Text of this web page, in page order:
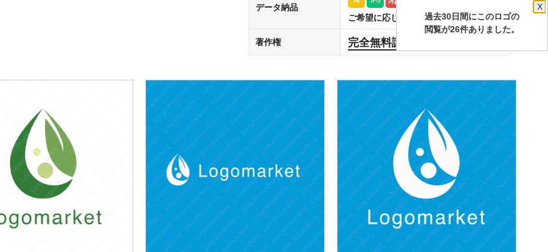
データ納品
ご希望に応じた形式で納品(複数可)
著作権
完全無料譲渡
過去30日間にこのロゴの
X
閲覧が26件ありました。